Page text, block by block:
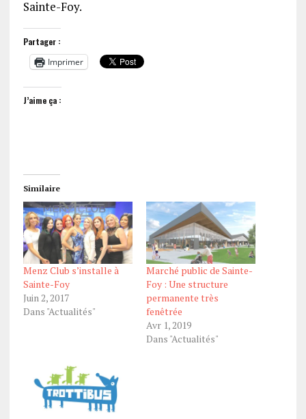
Sainte-Foy.
Partager :
Imprimer
J’aime ça :
Similaire
Menz Club s’installe à
Sainte-Foy
Juin 2, 2017
Dans "Actualités"
Marché public de Sainte-
Foy : Une structure
permanente très
fenêtrée
Avr 1, 2019
Dans "Actualités"